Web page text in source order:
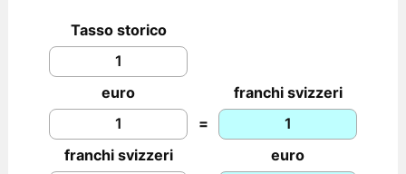
Tasso storico
euro
franchi svizzeri
=
franchi svizzeri
euro